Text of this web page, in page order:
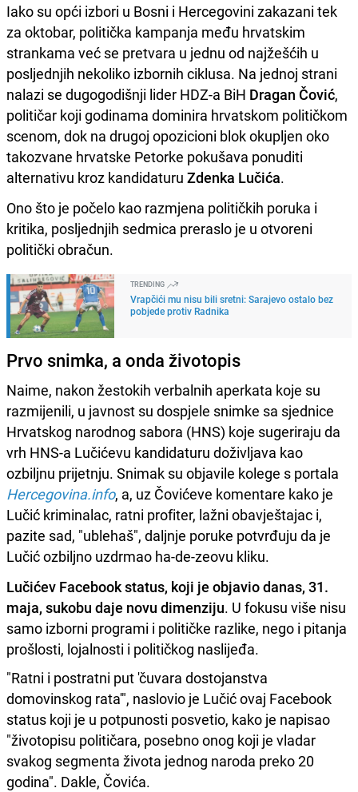
Iako su opći izbori u Bosni i Hercegovini zakazani tek
za oktobar, politička kampanja među hrvatskim
strankama već se pretvara u jednu od najžešćih u
posljednjih nekoliko izbornih ciklusa. Na jednoj strani
nalazi se dugogodišnji lider HDZ-a BiH Dragan Čović,
političar koji godinama dominira hrvatskom političkom
scenom, dok na drugoj opozicioni blok okupljen oko
takozvane hrvatske Petorke pokušava ponuditi
alternativu kroz kandidaturu Zdenka Lučića.
Ono što je počelo kao razmjena političkih poruka i
kritika, posljednjih sedmica preraslo je u otvoreni
politički obračun.
TRENDING
Vrapčići mu nisu bili sretni: Sarajevo ostalo bez
pobjede protiv Radnika
Prvo snimka, a onda životopis
Naime, nakon žestokih verbalnih aperkata koje su
razmijenili, u javnost su dospjele snimke sa sjednice
Hrvatskog narodnog sabora (HNS) koje sugeriraju da
vrh HNS-a Lučićevu kandidaturu doživljava kao
ozbiljnu prijetnju. Snimak su objavile kolege s portala
Hercegovina.info, a, uz Čovićeve komentare kako je
Lučić kriminalac, ratni profiter, lažni obavještajac i,
pazite sad, "ublehaš", daljnje poruke potvrđuju da je
Lučić ozbiljno uzdrmao ha-de-zeovu kliku.
Lučićev Facebook status, koji je objavio danas, 31.
maja, sukobu daje novu dimenziju. U fokusu više nisu
samo izborni programi i političke razlike, nego i pitanja
prošlosti, lojalnosti i političkog naslijeđa.
"Ratni i postratni put 'čuvara dostojanstva
domovinskog rata'", naslovio je Lučić ovaj Facebook
status koji je u potpunosti posvetio, kako je napisao
"životopisu političara, posebno onog koji je vladar
svakog segmenta života jednog naroda preko 20
godina". Dakle, Čovića.